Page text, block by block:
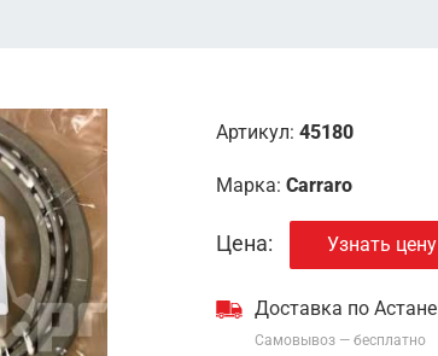
Артикул: 45180
Марка: Carraro
Цена: Узнать цену
Доставка по Астане
Самовывоз — бесплатно